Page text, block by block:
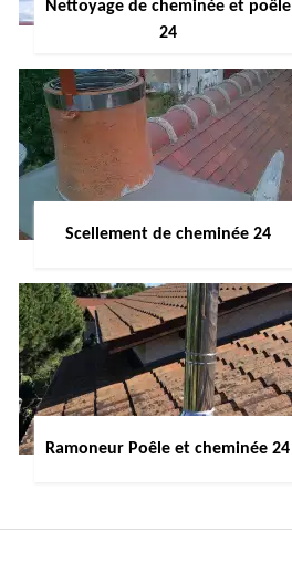
Nettoyage de cheminée et poêle
24
Scellement de cheminée 24
Ramoneur Poêle et cheminée 24